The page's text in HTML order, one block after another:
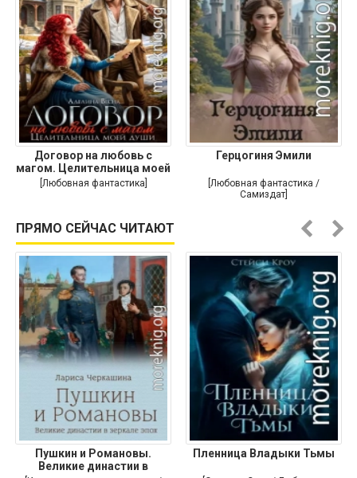
Договор на любовь с
магом. Целительница моей
души
[Любовная фантастика]
Герцогиня Эмили
[Любовная фантастика /
Самиздат]
ПРЯМО СЕЙЧАС ЧИТАЮТ
Пушкин и Романовы.
Великие династии в
Пленница Владыки Тьмы